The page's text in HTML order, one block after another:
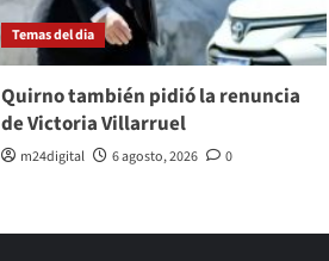
Temas del dia
Quirno también pidió la renuncia
de Victoria Villarruel
m24digital 6 agosto, 2026 0